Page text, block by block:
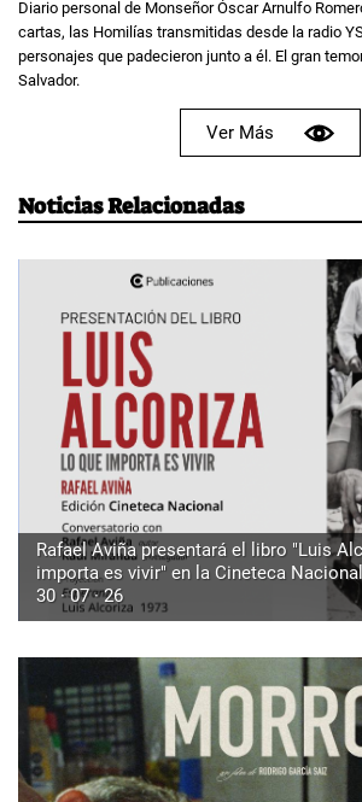
Diario personal de Monseñor Óscar Arnulfo
cartas, las Homilías transmitidas desde la radio
personajes que padecieron junto a él. El gran
Salvador.
Ver Más
Noticias Relacionadas
Rafael Aviña presentará el libro "Luis
importa es vivir" en la Cineteca Nacional
30 · 07 · 26